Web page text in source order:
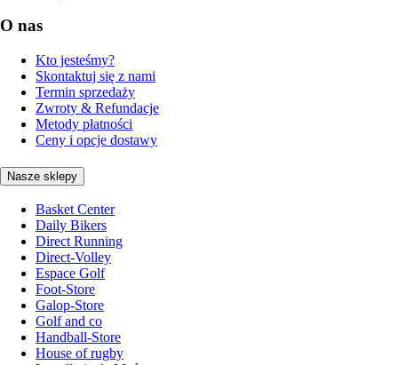
O nas
Kto jesteśmy?
Skontaktuj się z nami
Termin sprzedaży
Zwroty & Refundacje
Metody płatności
Ceny i opcje dostawy
Nasze sklepy
Basket Center
Daily Bikers
Direct Running
Direct-Volley
Espace Golf
Foot-Store
Galop-Store
Golf and co
Handball-Store
House of rugby